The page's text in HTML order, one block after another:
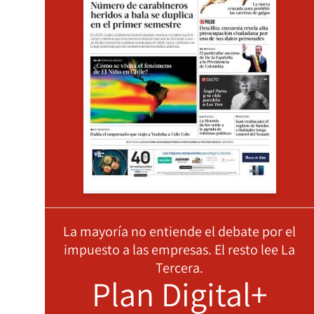
La mayoría no entiende el debate por el
impuesto a las empresas. El resto lee La
Tercera.
Plan Digital+